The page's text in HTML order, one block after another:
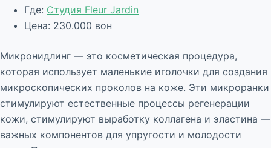
Где: Студия Fleur Jardin
Цена: 230.000 вон
Микронидлинг — это косметическая процедура,
которая использует маленькие иголочки для создания
микроскопических проколов на коже. Эти микроранки
стимулируют естественные процессы регенерации
кожи, стимулируют выработку коллагена и эластина —
важных компонентов для упругости и молодости